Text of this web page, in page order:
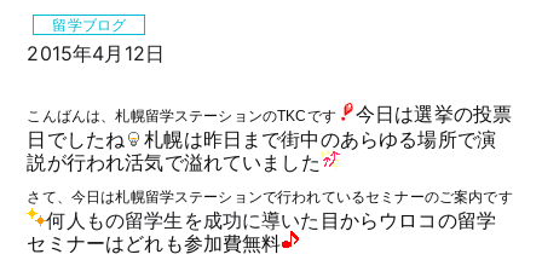
留学ブログ
2015年4月12日
こんばんは、札幌留学ステーションのTKCです
今日は選挙の投票
日でしたね
札幌は昨日まで街中のあらゆる場所で演
説が行われ活気で溢れていました
さて、今日は札幌留学ステーションで行われているセミナーのご案内です
何人もの留学生を成功に導いた 目からウロコの留学
セミナーはどれも参加費無料